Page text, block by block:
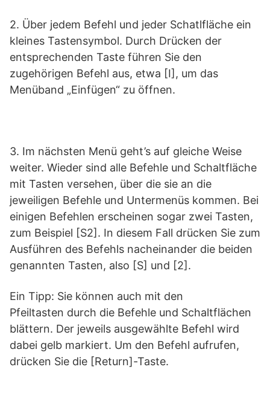
2. Über jedem Befehl und jeder Schatlfläche ein
kleines Tastensymbol. Durch Drücken der
entsprechenden Taste führen Sie den
zugehörigen Befehl aus, etwa [I], um das
Menüband „Einfügen“ zu öffnen.
3. Im nächsten Menü geht’s auf gleiche Weise
weiter. Wieder sind alle Befehle und Schaltfläche
mit Tasten versehen, über die sie an die
jeweiligen Befehle und Untermenüs kommen. Bei
einigen Befehlen erscheinen sogar zwei Tasten,
zum Beispiel [S2]. In diesem Fall drücken Sie zum
Ausführen des Befehls nacheinander die beiden
genannten Tasten, also [S] und [2].
Ein Tipp: Sie können auch mit den
Pfeiltasten durch die Befehle und Schaltflächen
blättern. Der jeweils ausgewählte Befehl wird
dabei gelb markiert. Um den Befehl aufrufen,
drücken Sie die [Return]-Taste.